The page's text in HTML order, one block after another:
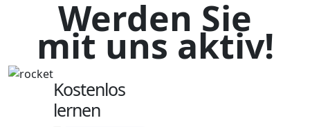
Werden Sie
mit uns aktiv!
Kostenlos
lernen